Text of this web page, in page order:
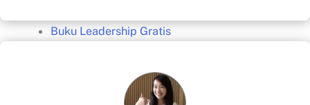
Buku Leadership Gratis
Buku Speed Reading for Beginners